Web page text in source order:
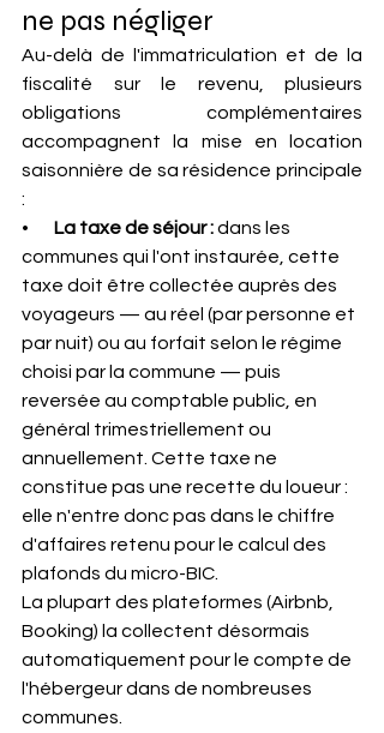
ne pas négliger
Au-delà de l'immatriculation et de la
fiscalité sur le revenu, plusieurs
obligations complémentaires
accompagnent la mise en location
saisonnière de sa résidence principale
:
• La taxe de séjour : dans les
communes qui l'ont instaurée, cette
taxe doit être collectée auprès des
voyageurs — au réel (par personne et
par nuit) ou au forfait selon le régime
choisi par la commune — puis
reversée au comptable public, en
général trimestriellement ou
annuellement. Cette taxe ne
constitue pas une recette du loueur :
elle n'entre donc pas dans le chiffre
d'affaires retenu pour le calcul des
plafonds du micro-BIC.
La plupart des plateformes (Airbnb,
Booking) la collectent désormais
automatiquement pour le compte de
l'hébergeur dans de nombreuses
communes.